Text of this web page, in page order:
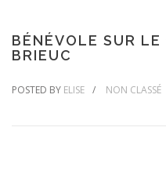
BÉNÉVOLE SUR
BRIEUC
POSTED BY ELISE NON CLASSÉ